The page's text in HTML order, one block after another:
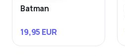
Batman
19,95 EUR